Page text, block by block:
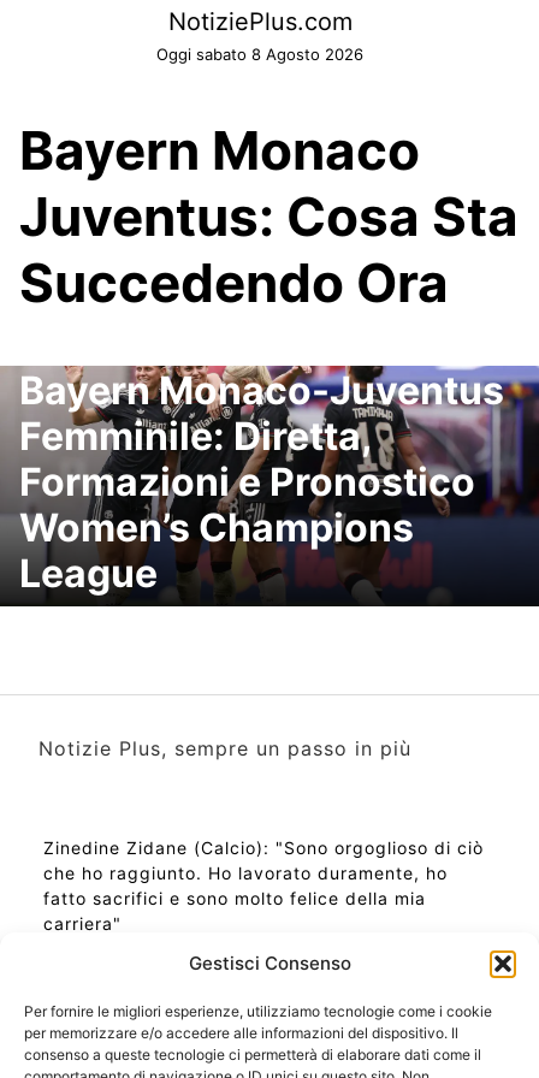
Gestisci Consenso
Per fornire le migliori esperienze, utilizziamo tecnologie come i cookie
per memorizzare e/o accedere alle informazioni del dispositivo. Il
consenso a queste tecnologie ci permetterà di elaborare dati come il
NotiziePlus.com
Oggi sabato 8 Agosto 2026
Bayern Monaco
Juventus: Cosa Sta
Succedendo Ora
Bayern Monaco-Juventus
Femminile: Diretta,
Formazioni e Pronostico
Women’s Champions
League
Notizie Plus, sempre un passo in più
Zinedine Zidane (Calcio): "Sono orgoglioso di ciò
che ho raggiunto. Ho lavorato duramente, ho
fatto sacrifici e sono molto felice della mia
carriera"
Ora Esatta in Italia in questo momento
Ti Senti Strano Ultimamente? Potrebbe Essere per